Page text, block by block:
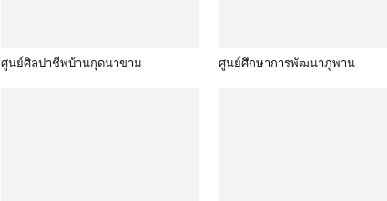
ศูนย์ศิลปาชีพบ้านกุดนาขาม ศูนย์ศึกษาการพัฒนาภูพาน